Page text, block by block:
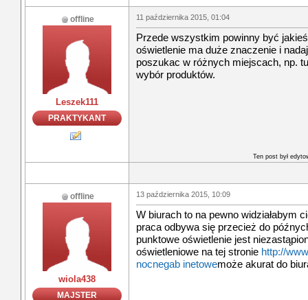
offline
Leszek111
PRAKTYKANT
11 października 2015, 01:04
Przede wszystkim powinny być
oświetlenie ma duże znaczenie i
poszukac w różnych miejscach, np.
wybór produktów.
Ten post był
offline
wiola438
MAJSTER
13 października 2015, 10:09
W biurach to na pewno widziałabym
praca odbywa się przecież do
punktowe oświetlenie jest
oświetleniowe na tej stronie http://
nocnegab inetowemoże akurat do